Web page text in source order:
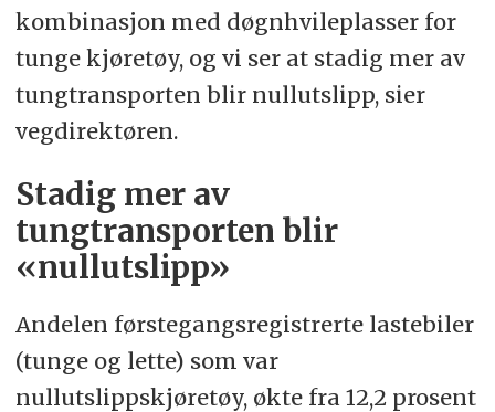
kombinasjon med døgnhvileplasser for
tunge kjøretøy, og vi ser at stadig mer av
tungtransporten blir nullutslipp, sier
vegdirektøren.
Stadig mer av
tungtransporten blir
«nullutslipp»
Andelen førstegangsregistrerte lastebiler
(tunge og lette) som var
nullutslippskjøretøy, økte fra 12,2 prosent